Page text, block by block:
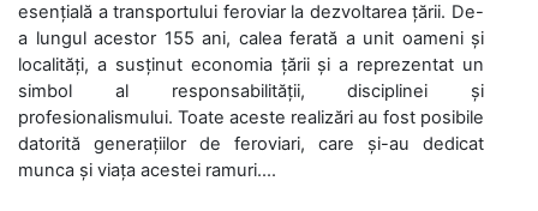
esențială a transportului feroviar la dezvoltarea țării. De-
a lungul acestor 155 ani, calea ferată a unit oameni și
localități, a susținut economia țării și a reprezentat un
simbol al responsabilității, disciplinei și
profesionalismului. Toate aceste realizări au fost posibile
datorită generațiilor de feroviari, care și-au dedicat
munca și viața acestei ramuri....